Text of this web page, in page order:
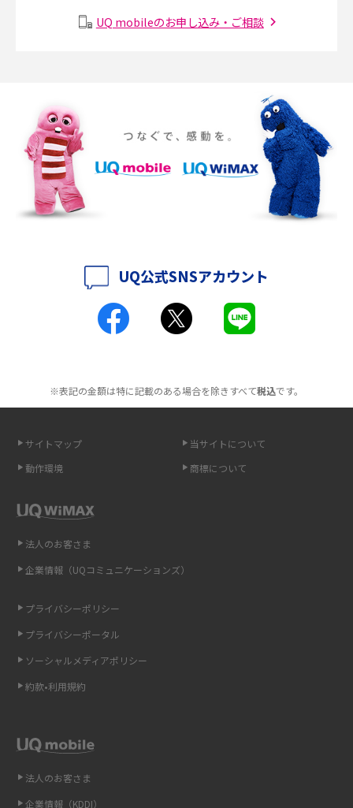
メッシュWi-Fiとは？仕組みやメリット・デメリット、中継機との違いを解
ポケット型Wi-Fiをレンタルするメリットとは？選び方や向いている方の特
徴も紹介
持ち運びできるポケット型Wi-Fiのおススメの選び方は？メリット・デメリ
ットも紹介
ポケット型Wi-Fiとは？通信の仕組みやメリット・デメリットを解説
工事不要！置くだけWi-Fiの特徴は？メリット・デメリットや選び方を解説
介
ポケット型Wi-Fi（モバイルWi-Fi）とは？おススメする方の特徴や選び方を
点も解説
ギガバイト（GB）とは？1GBの目安やギガが足りない時の対処法を紹介
Wi-Fi 6とは？Wi-Fi 5との違いやメリットと注意点、規格の種類も解説
光ファイバーとは？仕組みやメリット・デメリットを初心者向けにわかり
UQ mobileのお申し込み・ご相談
UQ公式SNSアカウント
※表記の金額は特に記載のある場合を除きすべて税込です。
サイトマップ
当サイトについて
動作環境
商標について
法人のお客さま
企業情報（KDDI）
法人のお客さま
企業情報（UQコミュニケーションズ）
プライバシーポリシー
プライバシーポータル
ソーシャルメディアポリシー
約款•利用規約